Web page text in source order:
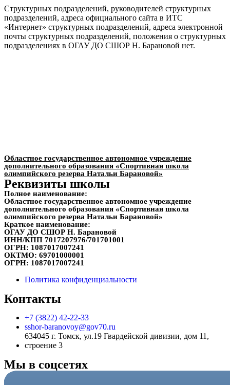
Структурных подразделений, руководителей структурных
подразделений, адреса официального сайта в ИТС
«Интернет» структурных подразделений, адреса электронной
почты структурных подразделений, положения о структурных
подразделениях в ОГАУ ДО СШОР Н. Барановой нет.
Областное государственное автономное учреждение
дополнительного образования «Спортивная школа
олимпийского резерва Натальи Барановой»
Реквизиты школы
Полное наименование:
Областное государственное автономное учреждение
дополнительного образования «Спортивная школа
олимпийского резерва Натальи Барановой»
Краткое наименование:
ОГАУ ДО СШОР Н. Барановой
ИНН/КПП 7017207976/701701001
ОГРН: 1087017007241
ОКТМО: 69701000001
ОГРН: 1087017007241
Политика конфиденциальности
Контакты
+7 (3822) 42-22-33
sshor-baranovoy@gov70.ru
634045 г. Томск, ул.19 Гвардейской дивизии, дом 11,
строение 3
Мы в соцсетях